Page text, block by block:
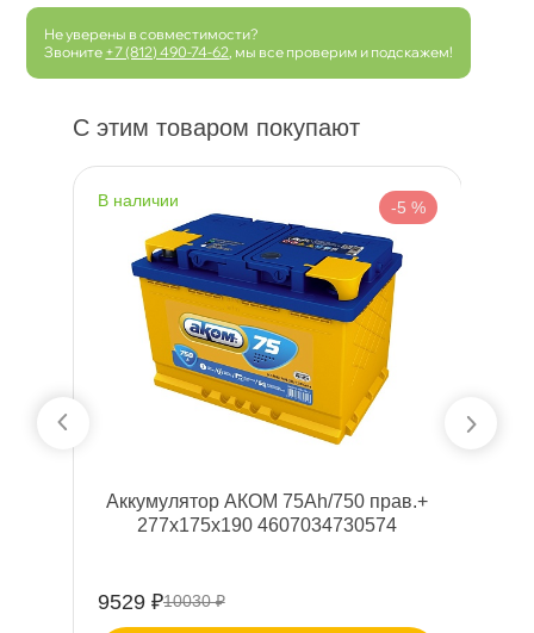
Не уверены в совместимости?
Звоните +7 (812) 490-74-62 , мы все проверим и подскажем!
С этим товаром покупают
наличии -5 %
Аккумулятор АКОМ 75Ah/750 прав.+
277x175x190 4607034730574
9529 ₽10030 ₽